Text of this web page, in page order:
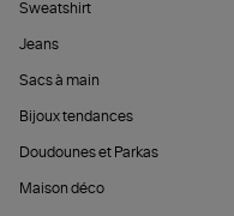
Sweatshirt
Jeans
Sacs à main
Bijoux tendances
Doudounes et Parkas
Maison déco